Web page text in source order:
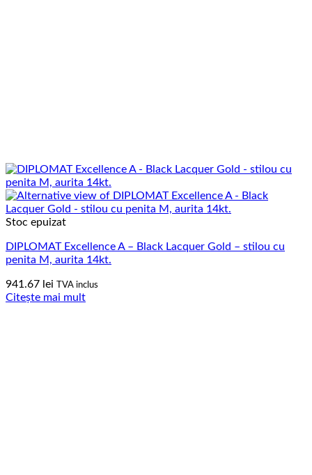
Stoc epuizat
DIPLOMAT Excellence A – Black Lacquer Gold – stilou cu
penita M, aurita 14kt.
941.67 lei TVA inclus
Citește mai mult